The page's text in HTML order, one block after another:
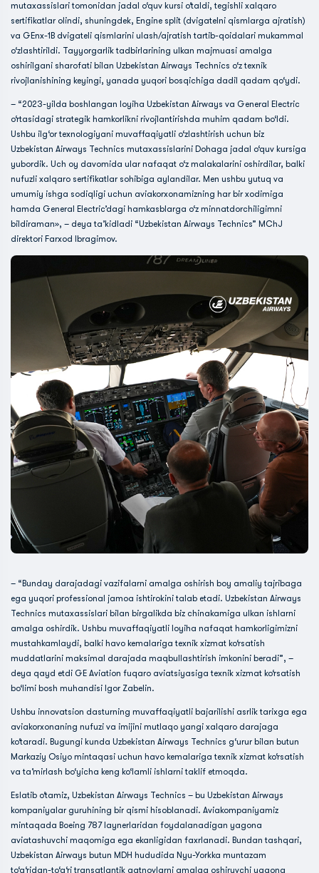
mutaxassislari tomonidan jadal o‘quv kursi o‘taldi, tegishli xalqaro
sertifikatlar olindi, shuningdek, Engine split (dvigatelni qismlarga ajratish)
va GEnx-1B dvigateli qismlarini ulash/ajratish tartib-qoidalari mukammal
o‘zlashtirildi. Tayyorgarlik tadbirlarining ulkan majmuasi amalga
oshirilgani sharofati bilan Uzbekistan Airways Technics o‘z texnik
rivojlanishining keyingi, yanada yuqori bosqichiga dadil qadam qo‘ydi.
– “2023-yilda boshlangan loyiha Uzbekistan Airways va General Electric
o‘rtasidagi strategik hamkorlikni rivojlantirishda muhim qadam bo‘ldi.
Ushbu ilg‘or texnologiyani muvaffaqiyatli o‘zlashtirish uchun biz
Uzbekistan Airways Technics mutaxassislarini Dohaga jadal o‘quv kursiga
yubordik. Uch oy davomida ular nafaqat o‘z malakalarini oshirdilar, balki
nufuzli xalqaro sertifikatlar sohibiga aylandilar. Men ushbu yutuq va
umumiy ishga sodiqligi uchun aviakorxonamizning har bir xodimiga
hamda General Electric’dagi hamkasblarga o‘z minnatdorchiligimni
bildiraman», – deya ta’kidladi “Uzbekistan Airways Technics” MChJ
direktori Farxod Ibragimov.
– “Bunday darajadagi vazifalarni amalga oshirish boy amaliy tajribaga
ega yuqori professional jamoa ishtirokini talab etadi. Uzbekistan Airways
Technics mutaxassislari bilan birgalikda biz chinakamiga ulkan ishlarni
amalga oshirdik. Ushbu muvaffaqiyatli loyiha nafaqat hamkorligimizni
mustahkamlaydi, balki havo kemalariga texnik xizmat ko‘rsatish
muddatlarini maksimal darajada maqbullashtirish imkonini beradi”, –
deya qayd etdi GE Aviation fuqaro aviatsiyasiga texnik xizmat ko‘rsatish
bo‘limi bosh muhandisi Igor Zabelin.
Ushbu innovatsion dasturning muvaffaqiyatli bajarilishi asrlik tarixga ega
aviakorxonaning nufuzi va imijini mutlaqo yangi xalqaro darajaga
ko‘taradi. Bugungi kunda Uzbekistan Airways Technics g‘urur bilan butun
Markaziy Osiyo mintaqasi uchun havo kemalariga texnik xizmat ko‘rsatish
va ta’mirlash bo‘yicha keng ko‘lamli ishlarni taklif etmoqda.
Eslatib o‘tamiz, Uzbekistan Airways Technics – bu Uzbekistan Airways
kompaniyalar guruhining bir qismi hisoblanadi. Aviakompaniyamiz
mintaqada Boeing 787 laynerlaridan foydalanadigan yagona
aviatashuvchi maqomiga ega ekanligidan faxrlanadi. Bundan tashqari,
Uzbekistan Airways butun MDH hududida Nyu-Yorkka muntazam
to‘g‘ridan-to‘g‘ri transatlantik qatnovlarni amalga oshiruvchi yagona